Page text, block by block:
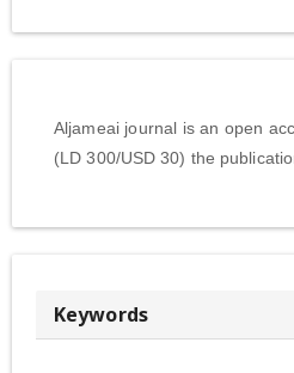
Aljameai journal is an open
(LD 300/USD 30) the
Keywords